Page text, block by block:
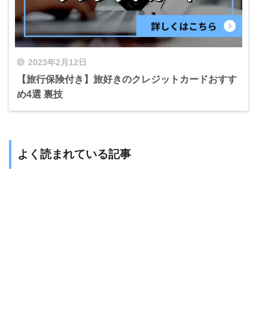
2023年2月12日
【旅行保険付き】旅好きのクレジットカードおすす
め4選 裏技
よく読まれている記事